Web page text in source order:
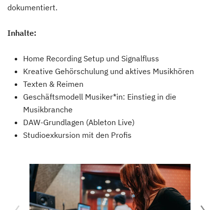
dokumentiert.
Inhalte:
Home Recording Setup und Signalfluss
Kreative Gehörschulung und aktives Musikhören
Texten & Reimen
Geschäftsmodell Musiker*in: Einstieg in die
Musikbranche
DAW-Grundlagen (Ableton Live)
Studioexkursion mit den Profis